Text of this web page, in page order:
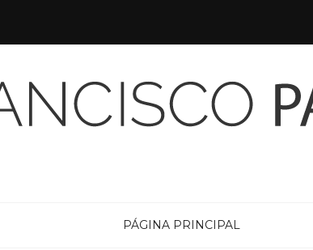
PÁGINA PRINCIPAL